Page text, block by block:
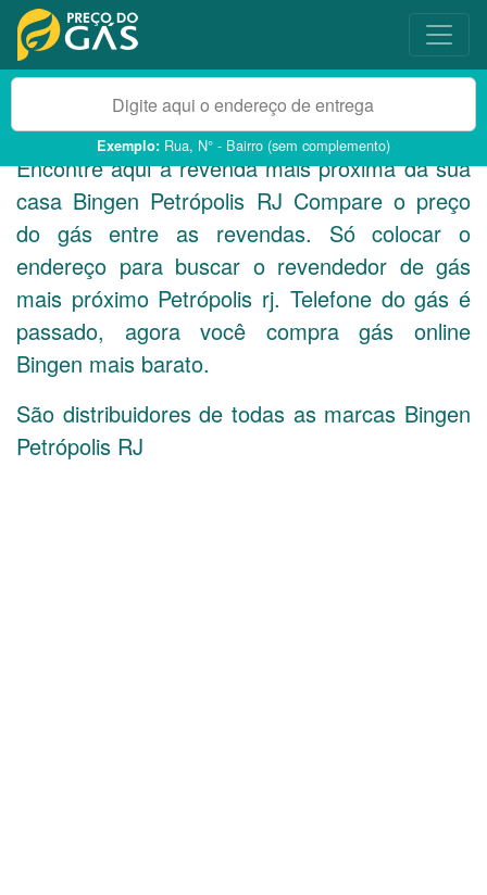
Exemplo: Rua, N° - Bairro (sem complemento)
Encontre aqui a revenda mais próxima da sua
casa Bingen Petrópolis RJ Compare o preço
do gás entre as revendas. Só colocar o
endereço para buscar o revendedor de gás
mais próximo Petrópolis rj. Telefone do gás é
passado, agora você compra gás online
Bingen mais barato.
São distribuidores de todas as marcas Bingen
Petrópolis RJ